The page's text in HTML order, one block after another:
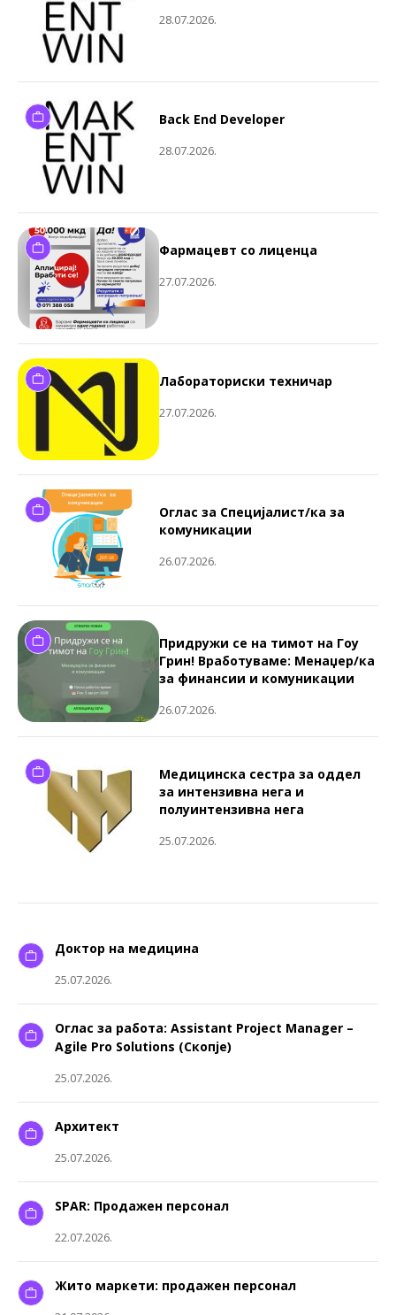
28.07.2026.
Back End Developer
28.07.2026.
Фармацевт со лиценца
27.07.2026.
Лабораториски техничар
27.07.2026.
Оглас за Специјалист/ка за
комуникации
26.07.2026.
Придружи се на тимот на Гоу
Грин! Вработуваме: Менаџер/ка
за финансии и комуникации
26.07.2026.
Медицинска сестра за оддел
за интензивна нега и
полуинтензивна нега
25.07.2026.
Доктор на медицина
25.07.2026.
Оглас за работа: Assistant Project Manager –
Agile Pro Solutions (Скопје)
25.07.2026.
Архитект
25.07.2026.
SPAR: Продажен персонал
22.07.2026.
Жито маркети: продажен персонал